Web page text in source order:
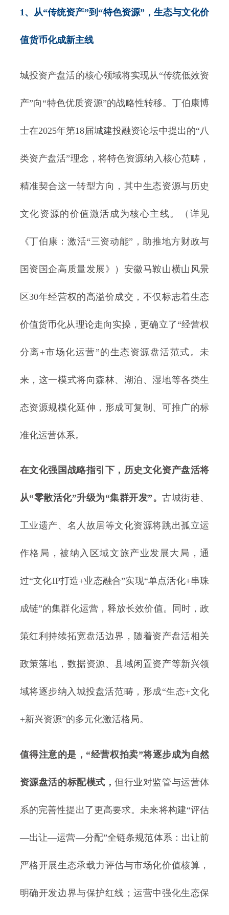
1、从“传统资产”到“特色资源”，生态与文化价
值货币化成新主线
城投资产盘活的核心领域将实现从“传统低效资
产”向“特色优质资源”的战略性转移。丁伯康博
士在2025年第18届城建投融资论坛中提出的“八
类资产盘活”理念，将特色资源纳入核心范畴，
精准契合这一转型方向，其中生态资源与历史
文化资源的价值激活成为核心主线。（详见
《丁伯康：激活“三资动能”，助推地方财政与
国资国企高质量发展》）安徽马鞍山横山风景
区30年经营权的高溢价成交，不仅标志着生态
价值货币化从理论走向实操，更确立了“经营权
分离+市场化运营”的生态资源盘活范式。未
来，这一模式将向森林、湖泊、湿地等各类生
态资源规模化延伸，形成可复制、可推广的标
准化运营体系。
在文化强国战略指引下，历史文化资产盘活将
从“零散活化”升级为“集群开发”。古城街巷、
工业遗产、名人故居等文化资源将跳出孤立运
作格局，被纳入区域文旅产业发展大局，通
过“文化IP打造+业态融合”实现“单点活化+串珠
成链”的集群化运营，释放长效价值。同时，政
策红利持续拓宽盘活边界，随着资产盘活相关
政策落地，数据资源、县域闲置资产等新兴领
域将逐步纳入城投盘活范畴，形成“生态+文化
+新兴资源”的多元化激活格局。
值得注意的是，“经营权拍卖”将逐步成为自然
资源盘活的标配模式，但行业对监管与运营体
系的完善性提出了更高要求。未来将构建“评估
—出让—运营—分配”全链条规范体系：出让前
严格开展生态承载力评估与市场化价值核算，
明确开发边界与保护红线；运营中强化生态保